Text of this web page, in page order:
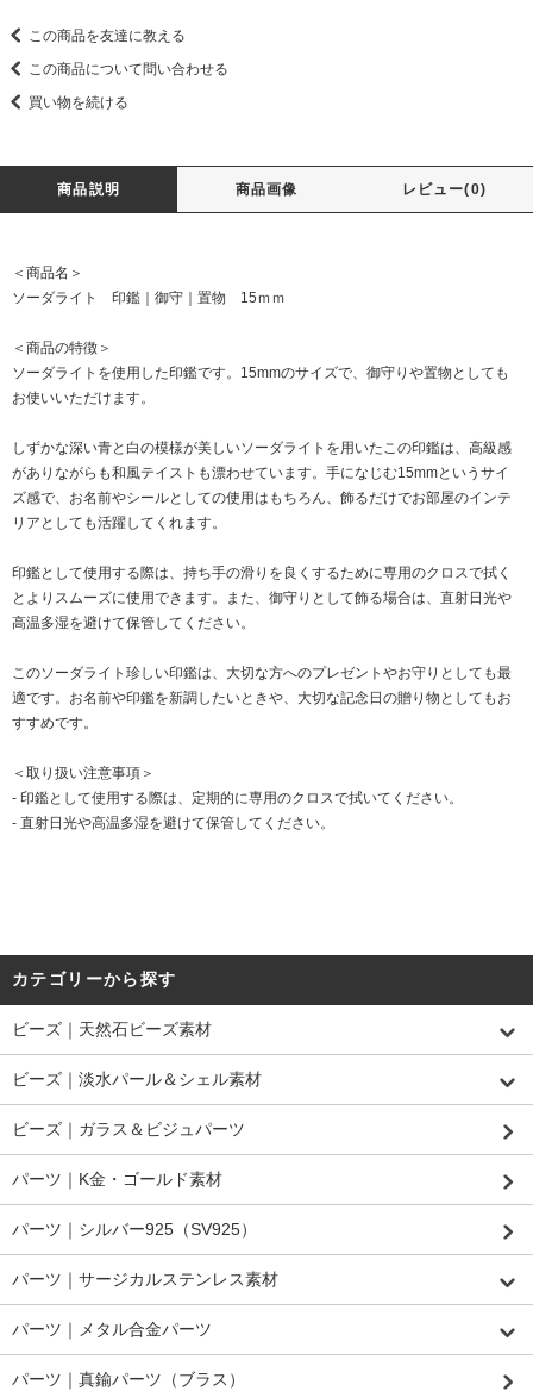
この商品を友達に教える
この商品について問い合わせる
買い物を続ける
商品説明 商品画像 レビュー(0)
＜商品名＞
ソーダライト 印鑑｜御守｜置物 15ｍｍ
＜商品の特徴＞
ソーダライトを使用した印鑑です。15mmのサイズで、御守りや置物としても
お使いいただけます。
しずかな深い青と白の模様が美しいソーダライトを用いたこの印鑑は、高級感
がありながらも和風テイストも漂わせています。手になじむ15mmというサイ
ズ感で、お名前やシールとしての使用はもちろん、飾るだけでお部屋のインテ
リアとしても活躍してくれます。
印鑑として使用する際は、持ち手の滑りを良くするために専用のクロスで拭く
とよりスムーズに使用できます。また、御守りとして飾る場合は、直射日光や
高温多湿を避けて保管してください。
このソーダライト珍しい印鑑は、大切な方へのプレゼントやお守りとしても最
適です。お名前や印鑑を新調したいときや、大切な記念日の贈り物としてもお
すすめです。
＜取り扱い注意事項＞
- 印鑑として使用する際は、定期的に専用のクロスで拭いてください。
- 直射日光や高温多湿を避けて保管してください。
カテゴリーから探す
ビーズ｜天然石ビーズ素材
ビーズ｜淡水パール＆シェル素材
ビーズ｜ガラス＆ビジュパーツ
パーツ｜K金・ゴールド素材
パーツ｜シルバー925（SV925）
パーツ｜サージカルステンレス素材
パーツ｜メタル合金パーツ
パーツ｜真鍮パーツ（ブラス）